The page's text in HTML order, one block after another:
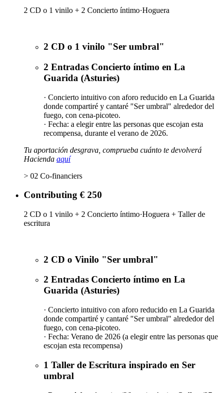
2 CD o 1 vinilo + 2 Concierto íntimo·Hoguera
2 CD o 1 vinilo "Ser umbral"
2 Entradas Concierto íntimo en La
Guarida (Asturies)
· Concierto intuitivo con aforo reducido en La Guarida
donde compartiré y cantaré "Ser umbral" alrededor del
fuego, con cena-picoteo.
· Fecha: a elegir entre las personas que escojan esta
recompensa, durante el verano de 2026.
Tu aportación desgrava, comprueba cuánto te devolverá
Hacienda aquí
> 02 Co-financiers
Contributing € 250
2 CD o 1 vinilo + 2 Concierto íntimo·Hoguera + Taller de
escritura
2 CD o Vinilo "Ser umbral"
2 Entradas Concierto íntimo en La
Guarida (Asturies)
· Concierto intuitivo con aforo reducido en La Guarida
donde compartiré y cantaré "Ser umbral" alrededor del
fuego, con cena-picoteo.
· Fecha: Verano de 2026 (a elegir entre las personas que
escojan esta recompensa)
1 Taller de Escritura inspirado en Ser
umbral